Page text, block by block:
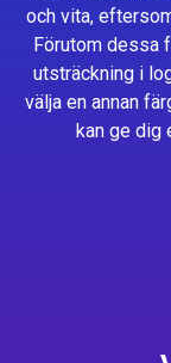
och vita,
Förutom dessa
utsträckning i
välja en annan
kan ge dig